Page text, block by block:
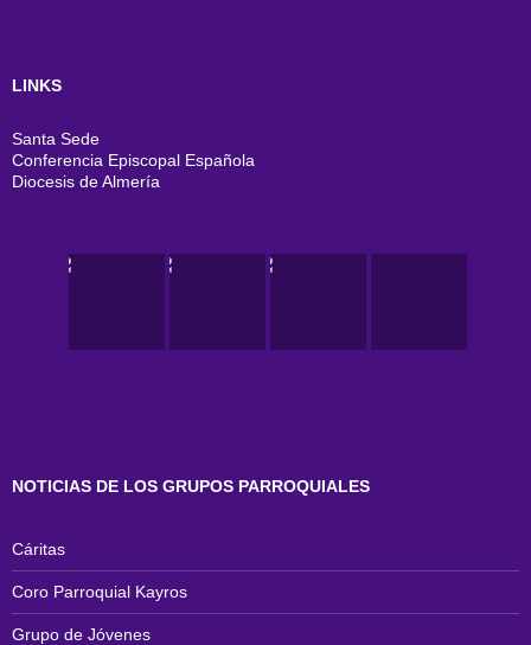
LINKS
Santa Sede
Conferencia Episcopal Española
Diocesis de Almería
NOTICIAS DE LOS GRUPOS PARROQUIALES
Cáritas
Coro Parroquial Kayros
Grupo de Jóvenes